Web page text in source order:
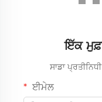
ਇੱਕ
ਸਾਡਾ
ਈਮੇਲ